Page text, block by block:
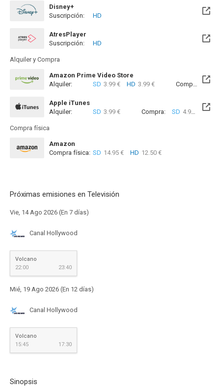
Disney+
Suscripción:
HD
AtresPlayer
Suscripción:
HD
Alquiler y Compra
Amazon Prime Video Store
Alquiler:
SD 3.99 € HD 3.99 € Compra: SD
Apple iTunes
Alquiler:
SD 3.99 € Compra: SD 4.99 €
Compra física
Amazon
Compra física: SD 14.95 € HD 12.50 €
Próximas emisiones en Televisión
Vie, 14 Ago 2026 (En 7 días)
Canal Hollywood
Volcano
22:00
23:40
Mié, 19 Ago 2026 (En 12 días)
Canal Hollywood
Volcano
15:45
17:30
Sinopsis